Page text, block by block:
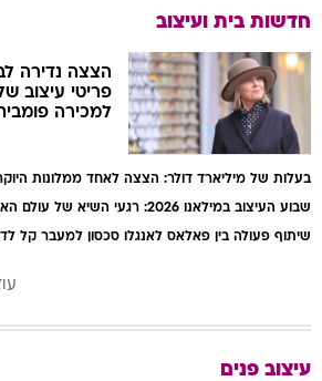
חדשות בית ועיצוב
הצצה נדירה
פריטי עיצוב
למכירה
בעלות של מיליארד דולר: הצצה לאחד ממלונות
שבוע העיצוב במילאנו 2026: רגעי השיא של עולם האופנה
שיתוף פעולה בין פאלאס לאנגלו סכסון למעבר קל
עיצוב פנים